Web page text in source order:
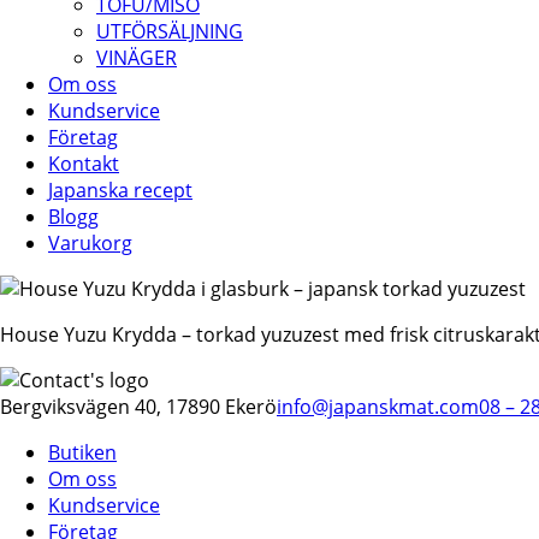
UTFÖRSÄLJNING
VINÄGER
Om oss
Kundservice
Företag
Kontakt
Japanska recept
Blogg
Varukorg
House Yuzu Krydda – torkad yuzuzest med frisk
Bergviksvägen 40, 17890 Ekeröinfo@japanskmat.com08 –
Butiken
Om oss
Kundservice
Företag